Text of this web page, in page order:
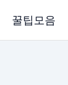
로
꿀팁모음